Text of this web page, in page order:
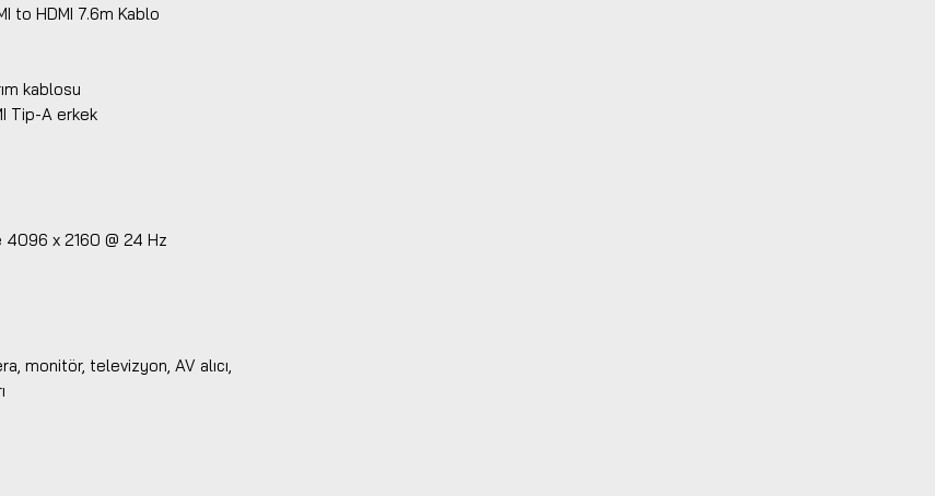
to HDMI 7.6m Kablo
kablosu
Tip-A erkek
x 2160 @ 24 Hz
monitör, televizyon, AV alıcı,